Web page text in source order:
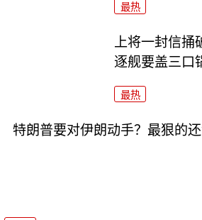
最热
上将一封信
逐舰要盖三口
最热
特朗普要对伊朗动手？最狠的